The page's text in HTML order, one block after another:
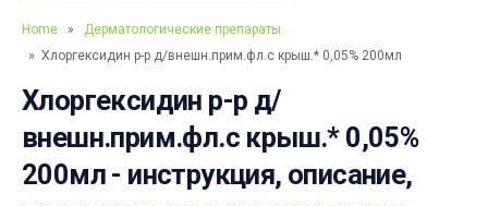
Home »
Дерматологические препараты
» Хлоргексидин р-р д/внешн.прим.фл.с крыш.* 0,05% 200мл
Хлоргексидин р-р д/
внешн.прим.фл.с крыш.* 0,05%
200мл - инструкция, описание,